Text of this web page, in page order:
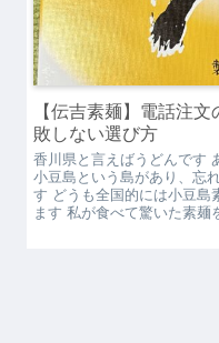
【伝吉素麺】電話注
敗しない選び方
香川県と言えばうどんです
小豆島という島があり、忘
す どうも全国的には小豆島
ます 私が食べて驚いた素麺